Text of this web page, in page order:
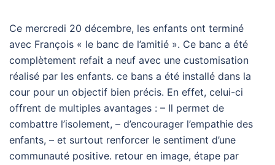
Ce mercredi 20 décembre, les enfants ont terminé
avec François « le banc de l’amitié ». Ce banc a été
complètement refait a neuf avec une customisation
réalisé par les enfants. ce bans a été installé dans la
cour pour un objectif bien précis. En effet, celui-ci
offrent de multiples avantages : – Il permet de
combattre l’isolement, – d’encourager l’empathie des
enfants, – et surtout renforcer le sentiment d’une
communauté positive. retour en image, étape par